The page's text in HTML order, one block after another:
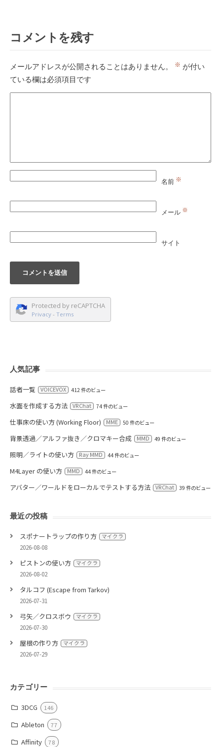
コメントを残す
メールアドレスが公開されることはありません。 ※ が付い
ている欄は必須項目です
名前 ※
メール ※
サイト
Protected by reCAPTCHA
Privacy - Terms
人気記事
話者一覧 VOICEVOX 412 件のビュー
水面を作成する方法 VRChat 74 件のビュー
仕事床の使い方 (Working Floor) MME 50 件のビュー
背景透過／アルファ抜き／クロマキー合成 MMD 49 件のビュー
照明／ライトの使い方 Ray MMD 44 件のビュー
M4Layer の使い方 MMD 44 件のビュー
アバター／ワールドをローカルでテストする方法 VRChat 39 件のビュー
最近の投稿
スポナートラップの作り方 マイクラ
2026-08-08
ピストンの使い方 マイクラ
2026-08-02
タルコフ (Escape from Tarkov)
2026-07-31
弓矢／クロスボウ マイクラ
2026-07-30
屋根の作り方 マイクラ
2026-07-29
カテゴリー
3DCG 146
Ableton 77
Affinity 78